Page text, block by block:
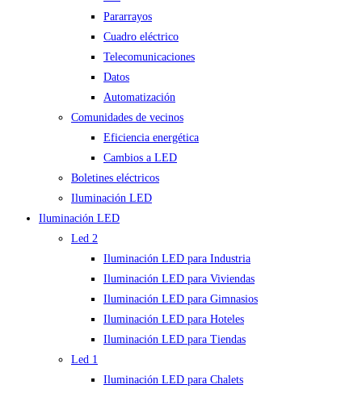
Pararrayos
Cuadro eléctrico
Telecomunicaciones
Datos
Automatización
Comunidades de vecinos
Eficiencia energética
Cambios a LED
Boletines eléctricos
Iluminación LED
Iluminación LED
Led 2
Iluminación LED para Industria
Iluminación LED para Viviendas
Iluminación LED para Gimnasios
Iluminación LED para Hoteles
Iluminación LED para Tiendas
Led 1
Iluminación LED para Chalets